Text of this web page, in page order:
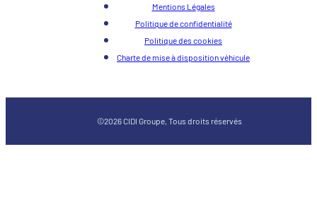
Mentions Légales
Politique de confidentialité
Politique des cookies
Charte de mise à disposition véhicule
©2026 CIDI Groupe, Tous droits réservés